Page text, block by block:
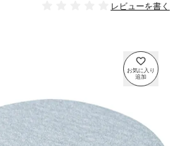
レビューを書く